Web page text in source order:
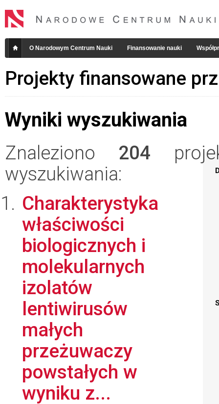
O Narodowym Centrum Nauki Finansowanie nauki
Projekty finansowane
Wyniki wyszukiwania
Znaleziono 204
wyszukiwania:
Charakterystyka
właściwości
biologicznych i
molekularnych
izolatów
lentiwirusów
małych
przeżuwaczy
powstałych w
wyniku z...